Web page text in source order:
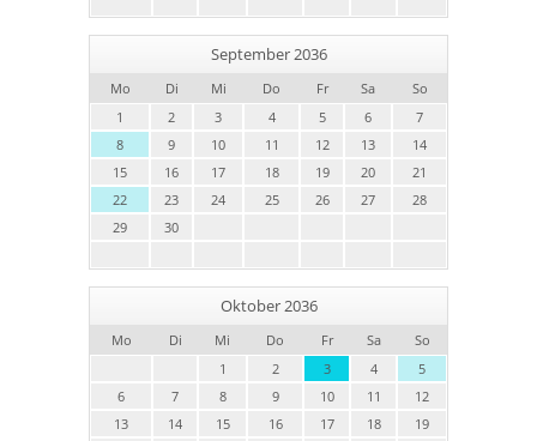
September 2036
Mo Di Mi Do Fr Sa
So
1
2 3 4 5 6
7
8
9 10 11 12 13
14
15
16 17 18 19 20
21
22
23 24 25 26 27
28
29
30
Oktober 2036
Mo Di Mi Do Fr Sa
So
1
2 3 4
5
6
7 8 9 10 11
12
13
14 15 16 17 18
19